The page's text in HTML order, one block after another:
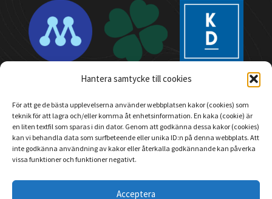
Hantera samtycke till cookies
För att ge de bästa upplevelserna använder webbplatsen kakor (cookies) som
teknik för att lagra och/eller komma åt enhetsinformation. En kaka (cookie) är
en liten textfil som sparas i din dator. Genom att godkänna dessa kakor (cookies)
kan vi behandla data som surfbeteende eller unika ID:n på denna webbplats. Att
inte godkänna användning av kakor eller återkalla godkännande kan påverka
vissa funktioner och funktioner negativt.
Acceptera
Sprid gärna och dela på social media